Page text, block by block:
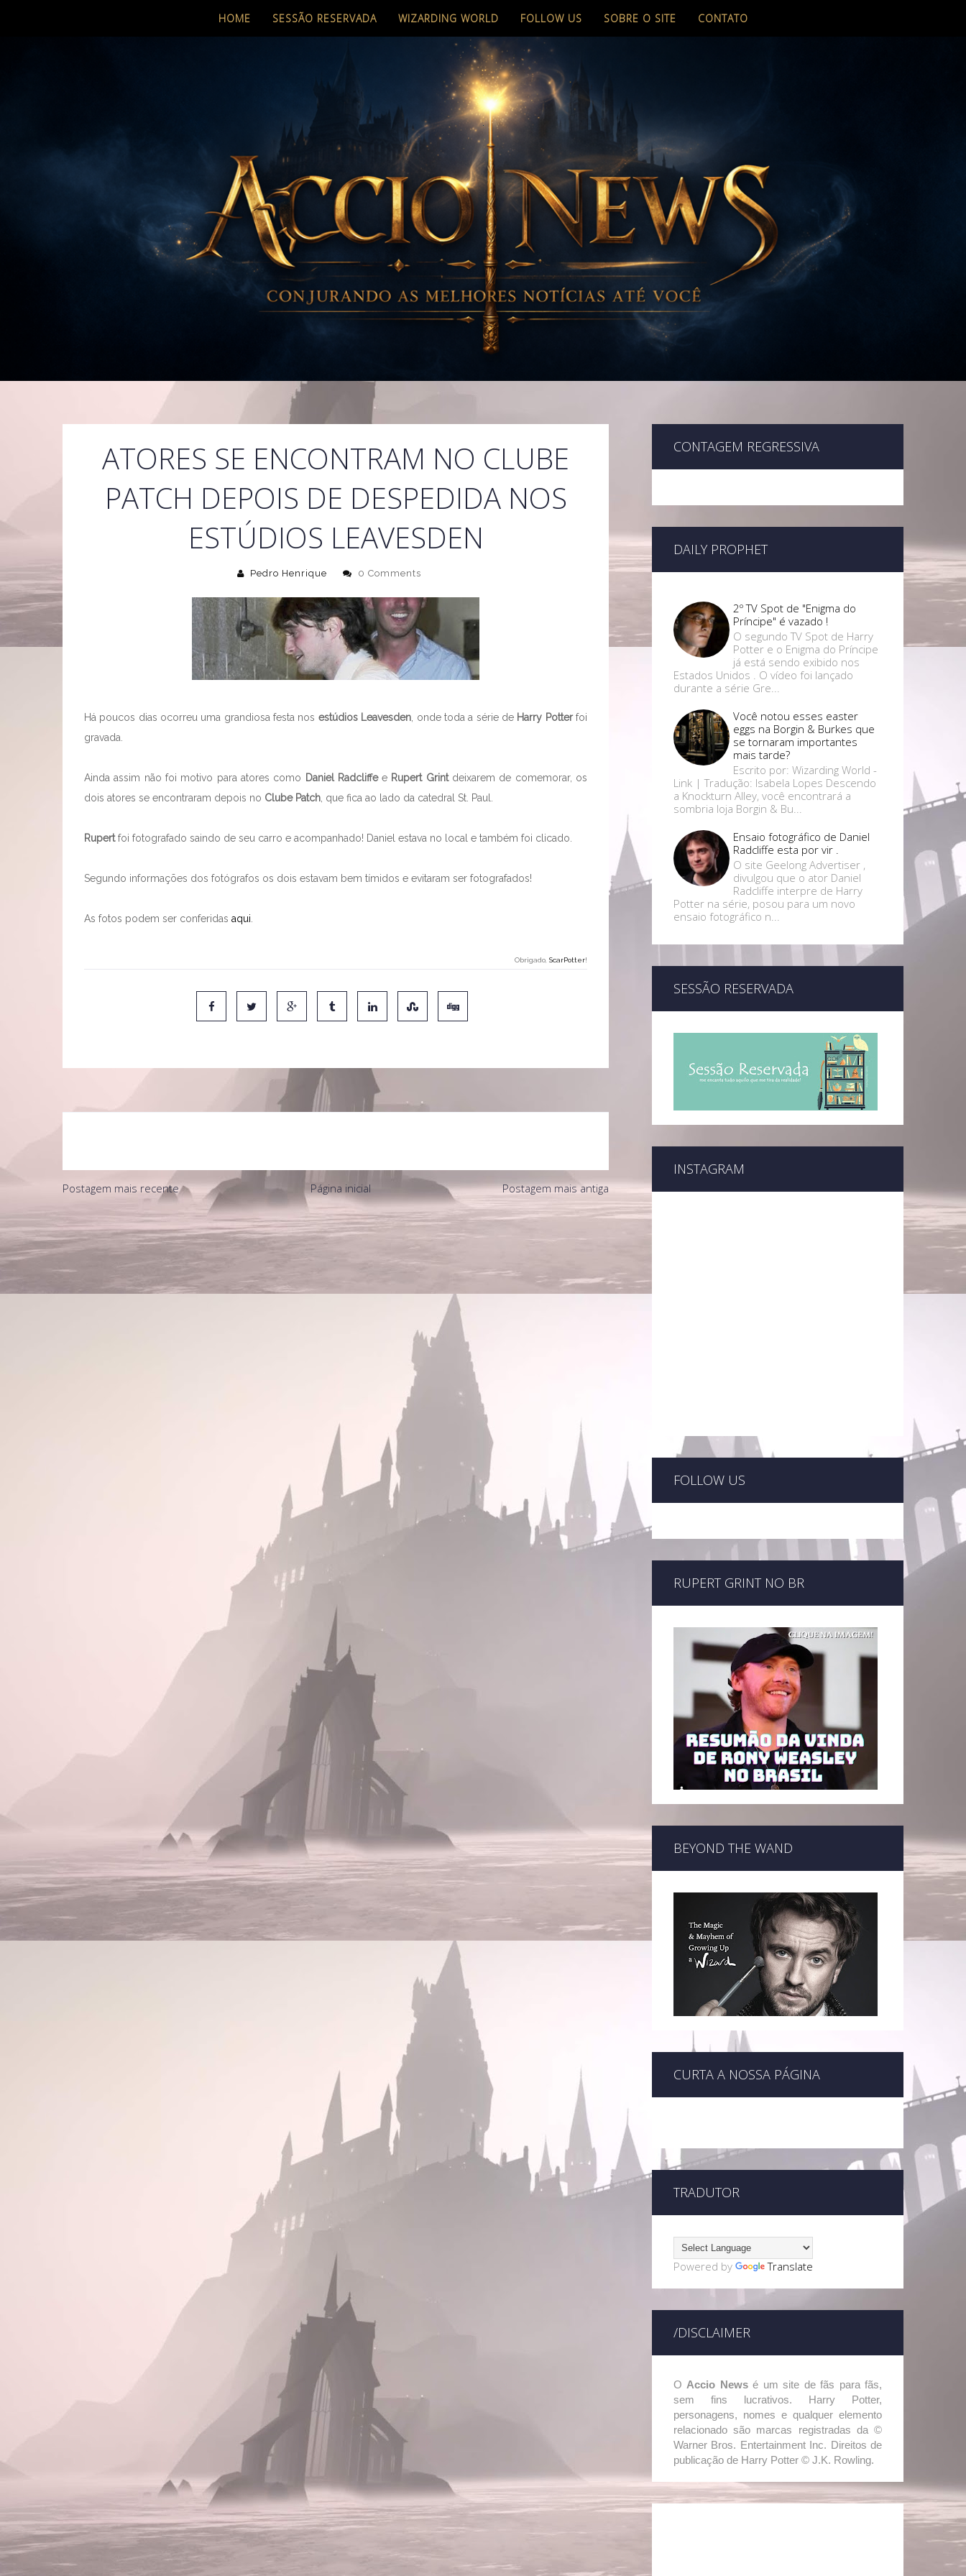
HOME SESSÃO RESERVADA WIZARDING WORLD FOLLOW US SOBRE O SITE CONTATO
ATORES SE ENCONTRAM NO CLUBE
PATCH DEPOIS DE DESPEDIDA NOS
ESTÚDIOS LEAVESDEN
Pedro Henrique 0 Comments
Há poucos dias ocorreu uma grandiosa festa nos estúdios Leavesden , onde toda a série de Harry Potterfoi
gravada.
Ainda assim não foi motivo para atores como Daniel Radcliffee Rupert Grintdeixarem de comemorar, os
dois atores se encontraram depois no Clube Patch , que fica ao lado da catedral St. Paul.
Rupertfoi fotografado saindo de seu carro e acompanhado! Daniel estava no local e também foi clicado.
Segundo informações dos fotógrafos os dois estavam bem tímidos e evitaram ser fotografados!
As fotos podem ser conferidas aqui
Obrigado, ScarPotter!
Postagem mais recente Postagem mais antiga
Página inicial
CONTAGEM REGRESSIVA
DAILY PROPHET
2º TV Spot de "Enigma do
Príncipe" é vazado !
O segundo TV Spot de Harry
Potter e o Enigma do Príncipe
já está sendo exibido nos
Estados Unidos . O vídeo foi lançado
durante a série Gre...
Você notou esses easter
eggs na Borgin & Burkes que
se tornaram importantes
mais tarde?
Escrito por: Wizarding World -
Link | Tradução: Isabela Lopes Descendo
a Knockturn Alley, você encontrará a
sombria loja Borgin & Bu...
Ensaio fotográfico de Daniel
Radcliffe esta por vir .
O site Geelong Advertiser ,
divulgou que o ator Daniel
Radcliffe interpre de Harry
Potter na série, posou para um novo
ensaio fotográfico n...
SESSÃO RESERVADA
INSTAGRAM
FOLLOW US
RUPERT GRINT NO BR
BEYOND THE WAND
CURTA A NOSSA PÁGINA
TRADUTOR
Powered by Translate
/DISCLAIMER
O Accio Newsé um site de fãs para fãs,
sem fins lucrativos. Harry Potter,
personagens, nomes e qualquer elemento
relacionado são marcas registradas da ©
Warner Bros. Entertainment Inc. Direitos de
publicação de Harry Potter © J.K. Rowling.